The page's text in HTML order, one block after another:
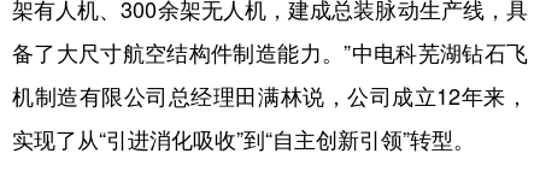
架有人机、300余架无人机，建成总装脉动生产线，具
备了大尺寸航空结构件制造能力。”中电科芜湖钻石飞
机制造有限公司总经理田满林说，公司成立12年来，
实现了从“引进消化吸收”到“自主创新引领”转型。